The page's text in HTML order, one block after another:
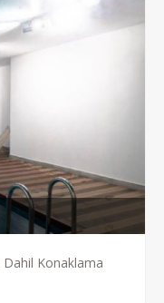
Dahil Konaklama